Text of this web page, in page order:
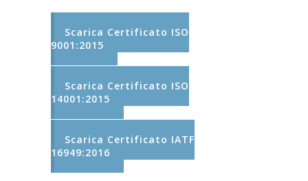
Scarica Certificato ISO
9001:2015
Scarica Certificato ISO
14001:2015
Scarica Certificato IATF
16949:2016